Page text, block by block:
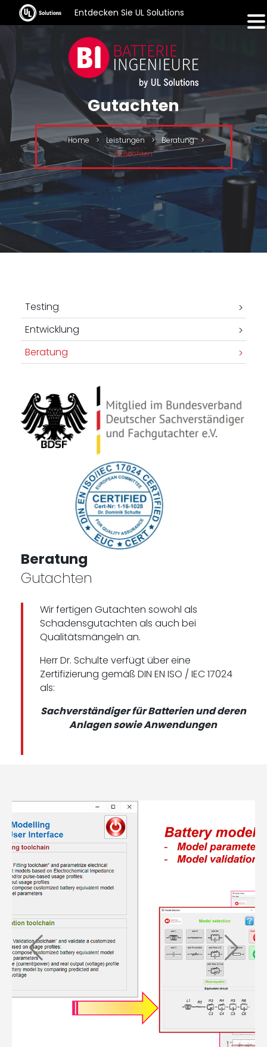
Entdecken Sie UL Solutions
Gutachten
Home > Leistungen > Beratung >
Gutachten
Testing
Entwicklung
Beratung
Beratung
Gutachten
Wir fertigen Gutachten sowohl als
Schadensgutachten als auch bei
Qualitätsmängeln an.
Herr Dr. Schulte verfügt über eine
Zertifizierung gemäß DIN EN ISO / IEC 17024
als:
Sachverständiger für Batterien und deren
Anlagen sowie Anwendungen